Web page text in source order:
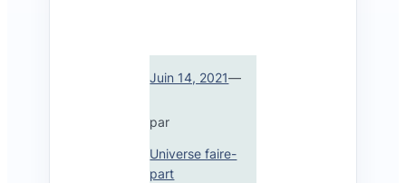
Juin 14, 2021—
par
Universe faire-
part